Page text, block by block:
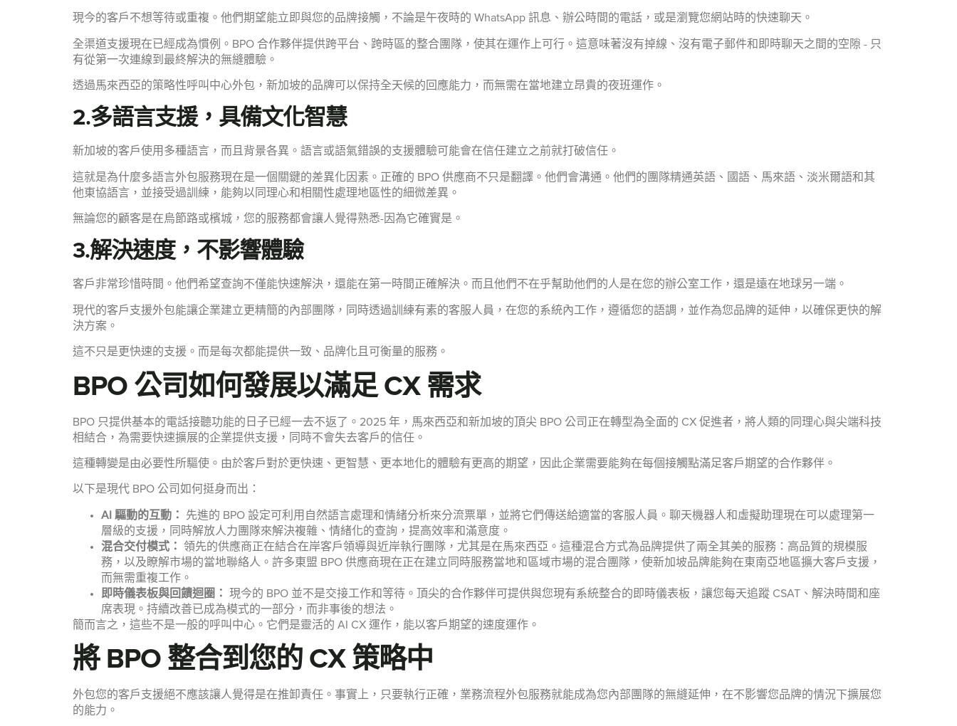
現今的客戶不想等待或重複。他們期望能立即與您的品牌接觸，不論是午夜時的 WhatsApp 訊息、辦公時間的電話，或是瀏覽您網站時的快速聊天。
全渠道支援現在已經成為慣例。BPO 合作夥伴提供跨平台、跨時區的整合團隊，使其在運作上可行。這意味著沒有掉線、沒有電子郵件和即時聊天之間的空隙 - 只
有從第一次連線到最終解決的無縫體驗。
透過馬來西亞的策略性呼叫中心外包，新加坡的品牌可以保持全天候的回應能力，而無需在當地建立昂貴的夜班運作。
2.多語言支援，具備文化智慧
新加坡的客戶使用多種語言，而且背景各異。語言或語氣錯誤的支援體驗可能會在信任建立之前就打破信任。
這就是為什麼多語言外包服務現在是一個關鍵的差異化因素。正確的 BPO 供應商不只是翻譯。他們會溝通。他們的團隊精通英語、國語、馬來語、淡米爾語和其
他東協語言，並接受過訓練，能夠以同理心和相關性處理地區性的細微差異。
無論您的顧客是在烏節路或檳城，您的服務都會讓人覺得熟悉-因為它確實是。
3.解決速度，不影響體驗
客戶非常珍惜時間。他們希望查詢不僅能快速解決，還能在第一時間正確解決。而且他們不在乎幫助他們的人是在您的辦公室工作，還是遠在地球另一端。
現代的客戶支援外包能讓企業建立更精簡的內部團隊，同時透過訓練有素的客服人員，在您的系統內工作，遵循您的語調，並作為您品牌的延伸，以確保更快的解
決方案。
這不只是更快速的支援。而是每次都能提供一致、品牌化且可衡量的服務。
BPO 公司如何發展以滿足 CX 需求
BPO 只提供基本的電話接聽功能的日子已經一去不返了。2025 年，馬來西亞和新加坡的頂尖 BPO 公司正在轉型為全面的 CX 促進者，將人類的同理心與尖端科技
相結合，為需要快速擴展的企業提供支援，同時不會失去客戶的信任。
這種轉變是由必要性所驅使。由於客戶對於更快速、更智慧、更本地化的體驗有更高的期望，因此企業需要能夠在每個接觸點滿足客戶期望的合作夥伴。
以下是現代 BPO 公司如何挺身而出：
AI 驅動的互動： 先進的 BPO 設定可利用自然語言處理和情緒分析來分流票單，並將它們傳送給適當的客服人員。聊天機器人和虛擬助理現在可以處理第一
層級的支援，同時解放人力團隊來解決複雜、情緒化的查詢，提高效率和滿意度。
混合交付模式： 領先的供應商正在結合在岸客戶領導與近岸執行團隊，尤其是在馬來西亞。這種混合方式為品牌提供了兩全其美的服務：高品質的規模服
務，以及瞭解市場的當地聯絡人。許多東盟 BPO 供應商現在正在建立同時服務當地和區域市場的混合團隊，使新加坡品牌能夠在東南亞地區擴大客戶支援，
而無需重複工作。
即時儀表板與回饋迴圈： 現今的 BPO 並不是交接工作和等待。頂尖的合作夥伴可提供與您現有系統整合的即時儀表板，讓您每天追蹤 CSAT、解決時間和座
席表現。持續改善已成為模式的一部分，而非事後的想法。
簡而言之，這些不是一般的呼叫中心。它們是靈活的 AI CX 運作，能以客戶期望的速度運作。
將 BPO 整合到您的 CX 策略中
外包您的客戶支援絕不應該讓人覺得是在推卸責任。事實上，只要執行正確，業務流程外包服務就能成為您內部團隊的無縫延伸，在不影響您品牌的情況下擴展您
的能力。